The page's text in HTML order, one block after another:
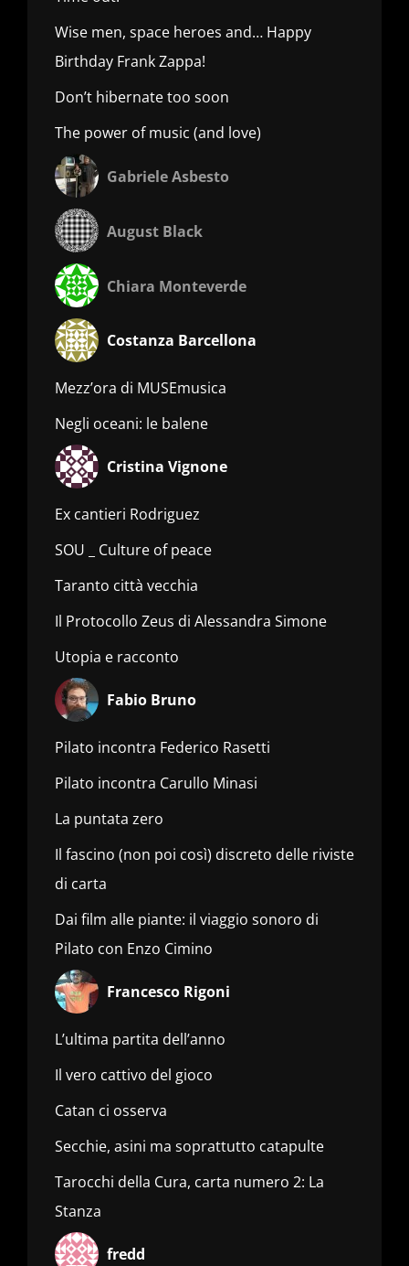
Wise men, space heroes and… Happy
Birthday Frank Zappa!
Don’t hibernate too soon
The power of music (and love)
Gabriele Asbesto
August Black
Chiara Monteverde
Costanza Barcellona
Mezz’ora di MUSEmusica
Negli oceani: le balene
Cristina Vignone
Ex cantieri Rodriguez
SOU _ Culture of peace
Taranto città vecchia
Il Protocollo Zeus di Alessandra Simone
Utopia e racconto
Fabio Bruno
Pilato incontra Federico Rasetti
Pilato incontra Carullo Minasi
La puntata zero
Il fascino (non poi così) discreto delle riviste
di carta
Dai film alle piante: il viaggio sonoro di
Pilato con Enzo Cimino
Francesco Rigoni
L’ultima partita dell’anno
Il vero cattivo del gioco
Catan ci osserva
Secchie, asini ma soprattutto catapulte
Tarocchi della Cura, carta numero 2: La
Stanza
fredd